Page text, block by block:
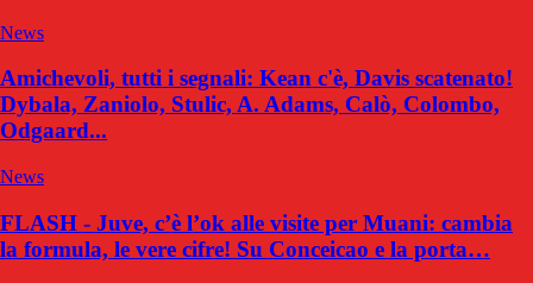
News
Amichevoli, tutti i segnali: Kean c'è, Davis scatenato!
Dybala, Zaniolo, Stulic, A. Adams, Calò, Colombo,
Odgaard...
News
FLASH - Juve, c’è l’ok alle visite per Muani: cambia
la formula, le vere cifre! Su Conceicao e la porta…